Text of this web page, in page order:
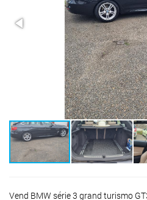
Vend BMW série 3 grand turismo